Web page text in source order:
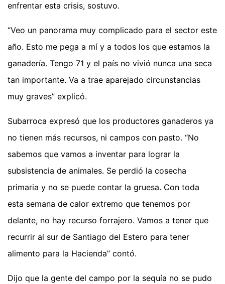
enfrentar esta crisis, sostuvo.
“Veo un panorama muy complicado para el sector este
año. Esto me pega a mí y a todos los que estamos la
ganadería. Tengo 71 y el país no vivió nunca una seca
tan importante. Va a trae aparejado circunstancias
muy graves” explicó.
Subarroca expresó que los productores ganaderos ya
no tienen más recursos, ni campos con pasto. “No
sabemos que vamos a inventar para lograr la
subsistencia de animales. Se perdió la cosecha
primaria y no se puede contar la gruesa. Con toda
esta semana de calor extremo que tenemos por
delante, no hay recurso forrajero. Vamos a tener que
recurrir al sur de Santiago del Estero para tener
alimento para la Hacienda” contó.
Dijo que la gente del campo por la sequía no se pudo